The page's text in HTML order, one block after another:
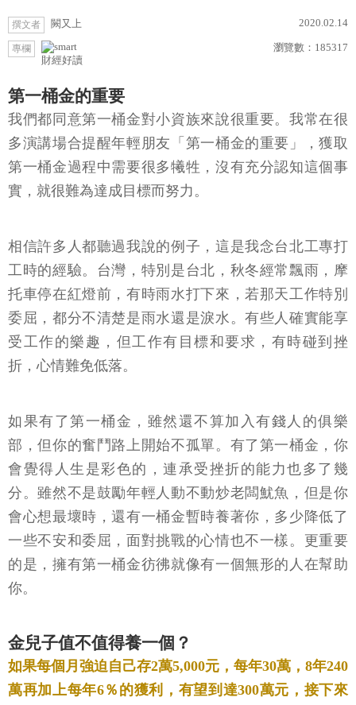
撰文者 闕又上 2020.02.14
專欄
財經好讀
瀏覽數： 185317
第一桶金的重要
我們都同意第一桶金對小資族來說很重要。我常在很
多演講場合提醒年輕朋友「第一桶金的重要」，獲取
第一桶金過程中需要很多犧牲，沒有充分認知這個事
實，就很難為達成目標而努力。
相信許多人都聽過我說的例子，這是我念台北工專打
工時的經驗。台灣，特別是台北，秋冬經常飄雨，摩
托車停在紅燈前，有時雨水打下來，若那天工作特別
委屈，都分不清楚是雨水還是淚水。有些人確實能享
受工作的樂趣，但工作有目標和要求，有時碰到挫
折，心情難免低落。
如果有了第一桶金，雖然還不算加入有錢人的俱樂
部，但你的奮鬥路上開始不孤單。有了第一桶金，你
會覺得人生是彩色的，連承受挫折的能力也多了幾
分。雖然不是鼓勵年輕人動不動炒老闆魷魚，但是你
會心想最壞時，還有一桶金暫時養著你，多少降低了
一些不安和委屈，面對挑戰的心情也不一樣。更重要
的是，擁有第一桶金彷彿就像有一個無形的人在幫助
你。
金兒子值不值得養一個？
如果每個月強迫自己存2萬5,000元，每年30萬，8年240
萬再加上每年6％的獲利，有望到達300萬元，接下來